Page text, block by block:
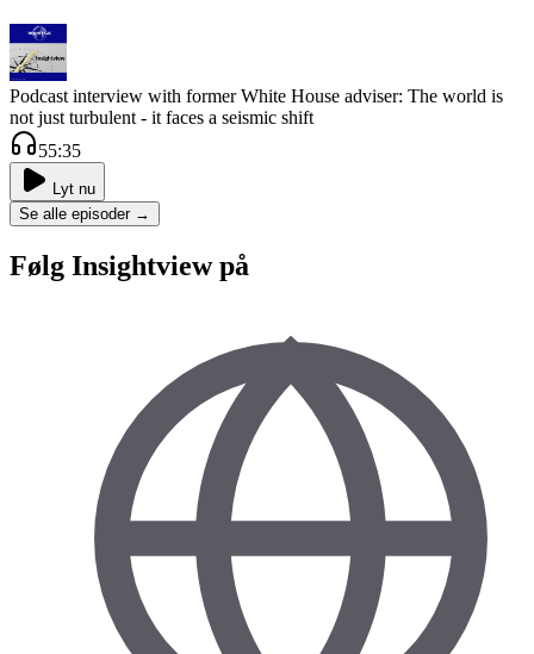
Podcast interview with former White House adviser: The world is
not just turbulent - it faces a seismic shift
55:35
Lyt nu
Se alle episoder →
Følg Insightviewpå